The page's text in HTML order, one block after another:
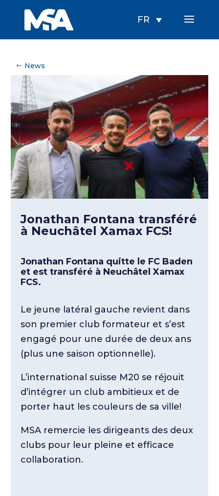
FR
News
Jonathan Fontana transféré
à Neuchâtel Xamax FCS!
Jonathan Fontana quitte le FC Baden
et est transféré à Neuchâtel Xamax
FCS.
Le jeune latéral gauche revient dans
son premier club formateur et s’est
engagé pour une durée de deux ans
(plus une saison optionnelle).
L’international suisse M20 se réjouit
d’intégrer un club ambitieux et de
porter haut les couleurs de sa ville!
MSA remercie les dirigeants des deux
clubs pour leur pleine et efficace
collaboration.